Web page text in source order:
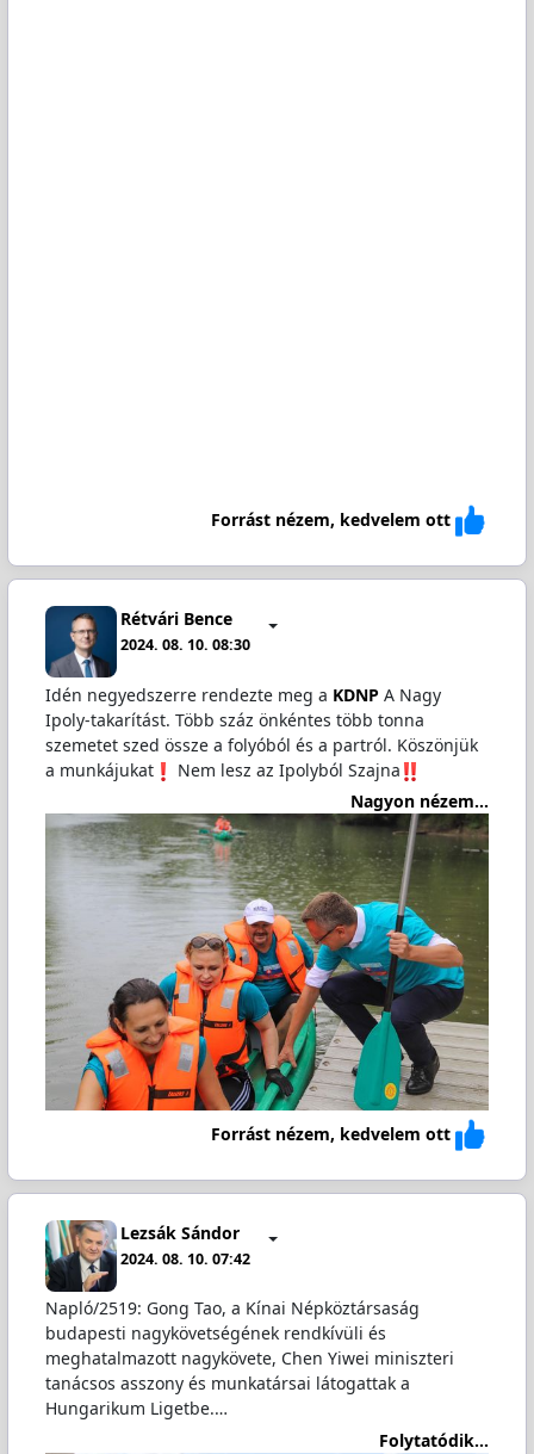
Forrást nézem, kedvelem ott
Rétvári Bence
2024. 08. 10. 08:30
Idén negyedszerre rendezte meg a KDNP A Nagy
Ipoly-takarítást. Több száz önkéntes több tonna
szemetet szed össze a folyóból és a partról. Köszönjük
a munkájukat
️ Nem lesz az Ipolyból Szajna
Nagyon nézem...
Forrást nézem, kedvelem ott
Lezsák Sándor
2024. 08. 10. 07:42
Napló/2519: Gong Tao, a Kínai Népköztársaság
budapesti nagykövetségének rendkívüli és
meghatalmazott nagykövete, Chen Yiwei miniszteri
tanácsos asszony és munkatársai látogattak a
Hungarikum Ligetbe.…
Folytatódik...